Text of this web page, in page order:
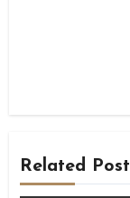
Related Post